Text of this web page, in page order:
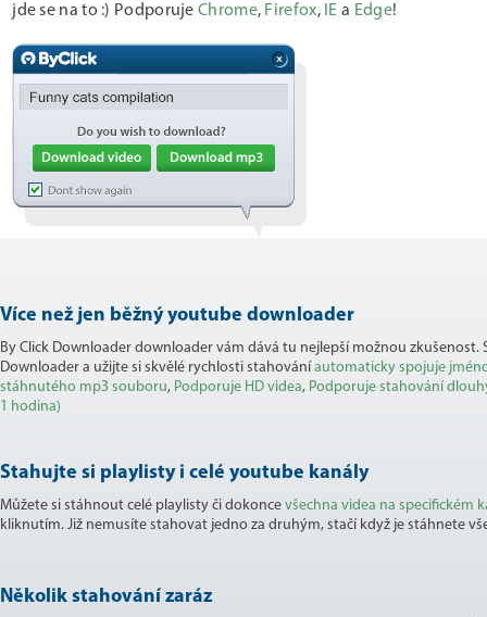
jde se na to :) PodporujeChrome, Firefox, IE a Edge!
Více než jen běžný youtube downloader
By Click Downloader downloader vám dává tu nejlepší možnou zkušenost.
Downloader a užijte si skvělé rychlosti stahování automaticky spojuje
stáhnutého mp3 souboru, Podporuje HD videa, Podporuje stahování
1 hodina)
Stahujte si playlisty i celé youtube kanály
Můžete si stáhnout celé playlisty či dokonce všechna videa na specifickém
kliknutím. Již nemusíte stahovat jedno za druhým, stačí když je stáhnete
Několik stahování zaráz